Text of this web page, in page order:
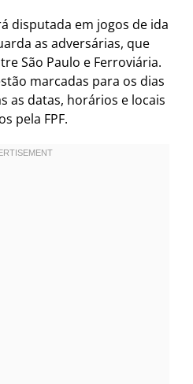
disputada em jogos de ida
as adversárias, que
São Paulo e Ferroviária.
marcadas para os dias
as datas, horários e locais
pela FPF.